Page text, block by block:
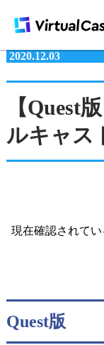
2020.12.03
【Quest
ルキャス
現在確認されて
Quest版